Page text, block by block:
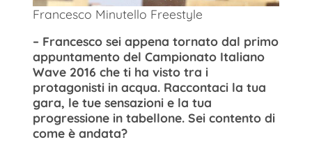
Francesco Minutello Freestyle
– Francesco sei appena tornato dal primo
appuntamento del Campionato Italiano
Wave 2016 che ti ha visto tra i
protagonisti in acqua. Raccontaci la tua
gara, le tue sensazioni e la tua
progressione in tabellone. Sei contento di
come è andata?